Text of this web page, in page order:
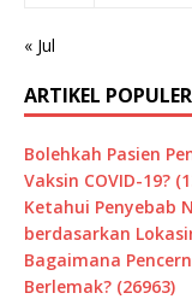
« Jul
ARTIKEL POPULER
Bolehkah Pasien
Vaksin COVID-19?
Ketahui Penyebab
berdasarkan
Bagaimana
Berlemak? (26963)